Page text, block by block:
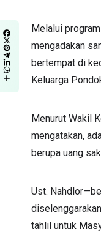
Melalui
mengadakan
bertempat di
Keluarga
Menurut Wakil
mengatakan,
berupa uang
Ust.
tahlil untuk